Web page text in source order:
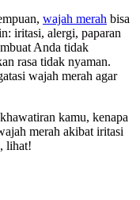
wajah merah bisa
iritasi, alergi, paparan
Anda tidak
rasa tidak nyaman.
wajah merah agar
kamu, kenapa
merah akibat iritasi
lihat!